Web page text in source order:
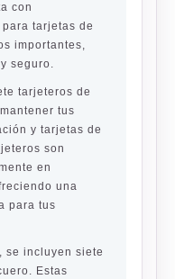
con
tarjetas de
importantes,
seguro.
tarjeteros de
tus
y tarjetas de
son
en
una
para tus
se incluyen siete
Estas